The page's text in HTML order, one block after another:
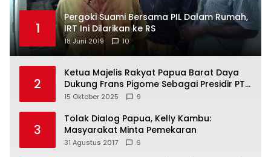
1
Pergoki Suami Bersama PIL Dalam Rumah,
IRT Ini Dilarikan ke RS
18 Juni 2019 10
2
Ketua Majelis Rakyat Papua Barat Daya
Dukung Frans Pigome Sebagai Presidir PT
Freeport Indonesia
15 Oktober 2025 9
3
Tolak Dialog Papua, Kelly Kambu:
Masyarakat Minta Pemekaran
31 Agustus 2017 6